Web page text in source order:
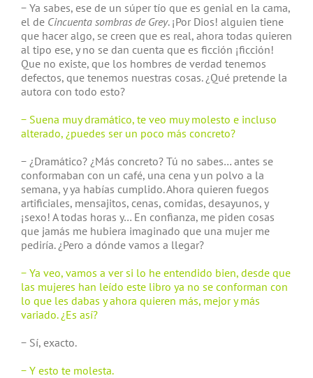
− Ya sabes, ese de un súper tío que es genial en la cama,
el de Cincuenta sombras de Grey. ¡Por Dios! alguien tiene
que hacer algo, se creen que es real, ahora todas quieren
al tipo ese, y no se dan cuenta que es ficción ¡ficción!
Que no existe, que los hombres de verdad tenemos
defectos, que tenemos nuestras cosas. ¿Qué pretende la
autora con todo esto?
− Suena muy dramático, te veo muy molesto e incluso
alterado, ¿puedes ser un poco más concreto?
− ¿Dramático? ¿Más concreto? Tú no sabes… antes se
conformaban con un café, una cena y un polvo a la
semana, y ya habías cumplido. Ahora quieren fuegos
artificiales, mensajitos, cenas, comidas, desayunos, y
¡sexo! A todas horas y… En confianza, me piden cosas
que jamás me hubiera imaginado que una mujer me
pediría. ¿Pero a dónde vamos a llegar?
− Ya veo, vamos a ver si lo he entendido bien, desde que
las mujeres han leído este libro ya no se conforman con
lo que les dabas y ahora quieren más, mejor y más
variado. ¿Es así?
− Sí, exacto.
− Y esto te molesta.